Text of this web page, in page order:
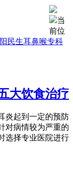
当
前位
民生耳鼻喉专科
大饮食治疗
炎起到一定的预防
对病情较为严重的
选择专业医院进行